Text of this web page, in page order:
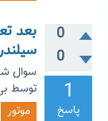
0
0
1
پاسخ
بعد
سوال
توسط
موتور